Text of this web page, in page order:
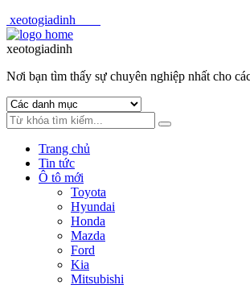
xeotogiadinh
Skip
to
Skip
to
xeotogiadinh
Nơi bạn tìm thấy sự chuyên nghiệp nhất cho
Trang chủ
Tin tức
Ô tô mới
Toyota
Hyundai
Honda
Mazda
Ford
Kia
Mitsubishi